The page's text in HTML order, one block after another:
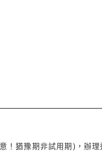
！猶豫期非試用期)，辦